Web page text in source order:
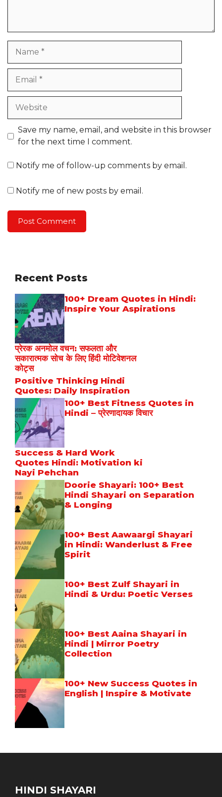
Website
Save my name, email, and website in this browser
for the next time I comment.
Notify me of follow-up comments by email.
Notify me of new posts by email.
Recent Posts
100+ Dream Quotes in Hindi:
Inspire Your Aspirations
प्रेरक अनमोल वचन: सफलता और
सकारात्मक सोच के लिए हिंदी मोटिवेशनल
कोट्स
Positive Thinking Hindi
Quotes: Daily Inspiration
100+ Best Fitness Quotes in
Hindi – प्रेरणादायक विचार
Success & Hard Work
Quotes Hindi: Motivation ki
Nayi Pehchan
Doorie Shayari: 100+ Best
Hindi Shayari on Separation
& Longing
100+ Best Aawaargi Shayari
in Hindi: Wanderlust & Free
Spirit
100+ Best Zulf Shayari in
Hindi & Urdu: Poetic Verses
100+ Best Aaina Shayari in
Hindi | Mirror Poetry
Collection
100+ New Success Quotes in
English | Inspire & Motivate
HINDI SHAYARI